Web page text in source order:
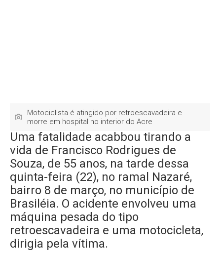
Motociclista é atingido por retroescavadeira e
morre em hospital no interior do Acre
Uma fatalidade acabbou tirando a
vida de Francisco Rodrigues de
Souza, de 55 anos, na tarde dessa
quinta-feira (22), no ramal Nazaré,
bairro 8 de março, no município de
Brasiléia. O acidente envolveu uma
máquina pesada do tipo
retroescavadeira e uma motocicleta,
dirigia pela vítima.